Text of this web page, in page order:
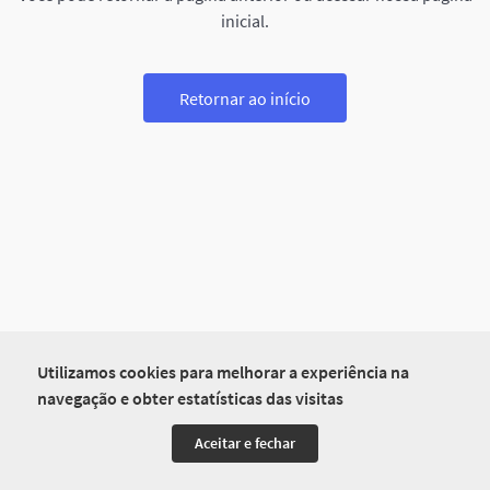
Utilizamos cookies para melhorar a experiência na
navegação e obter estatísticas das visitas
Aceitar e fechar
inicial.
Retornar ao início